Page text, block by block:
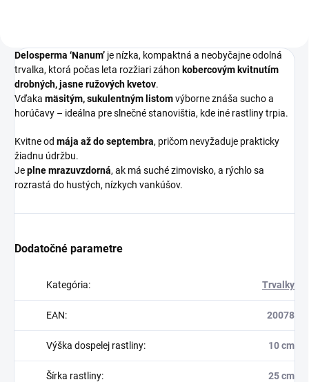
Delosperma ‘Nanum’ je nízka, kompaktná a neobyčajne odolná
trvalka, ktorá počas leta rozžiari záhon kobercovým kvitnutím
drobných, jasne ružových kvetov.
Vďaka mäsitým, sukulentným listomvýborne znáša sucho a
horúčavy – ideálna pre slnečné stanovištia, kde iné rastliny trpia.
Kvitne od mája až do septembra, pričom nevyžaduje prakticky
žiadnu údržbu.
Jeplne mrazuvzdorná, ak má suché zimovisko, a rýchlo sa
rozrastá do hustých, nízkych vankúšov.
Dodatočné parametre
Kategória: Trvalky
EAN: 20078
Výška dospelej rastliny: 10 cm
Šírka rastliny: 25 cm